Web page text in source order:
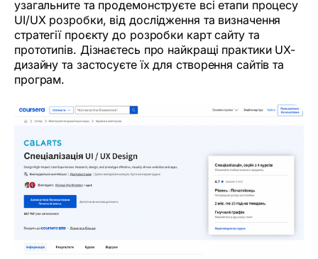
узагальните та продемонструєте всі етапи процесу
UI/UX розробки, від дослідження та визначення
стратегії проєкту до розробки карт сайту та
прототипів. Дізнаєтесь про найкращі практики UX-
дизайну та застосуєте їх для створення сайтів та
програм.